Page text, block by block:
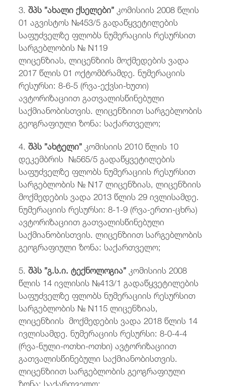
3.შპს ”ახალი ქსელები”კომისიის 2008 წლის
01 აგვისტოს №453/5 გადაწყვეტილების
საფუძველზე ფლობს ნუმერაციის რესურსით
სარგებლობის № N119
ლიცენზიას, ლიცენზიის მოქმედების ვადა
2017 წლის 01 ოქტომბრამდე. ნუმერაციის
რესურსი: 8-6-5 (რვა-ექვსი-ხუთი)
ავტორიზაციით გათვალისწინებული
საქმიანობისთვის. ლიცენზიით სარგებლობის
გეოგრაფიული ზონა: საქართველო;
4.შპს ”ახტელი”კომისიის 2010 წლის 10
დეკემბრის №565/5 გადაწყვეტილების
საფუძველზე ფლობს ნუმერაციის რესურსით
სარგებლობის № N17 ლიცენზიას, ლიცენზიის
მოქმედების ვადა 2013 წლის 29 ივლისამდე.
ნუმერაციის რესურსი: 8-1-9 (რვა-ერთი-ცხრა)
ავტორიზაციით გათვალისწინებული
საქმიანობისთვის. ლიცენზიით სარგებლობის
გეოგრაფიული ზონა: საქართველო;
5.შპს ”გ.ს.ი. ტექნოლოგია”კომისიის 2008
წლის 14 ივლისის №413/1 გადაწყვეტილების
საფუძველზე ფლობსნუმერაციის რესურსით
სარგებლობის № N115 ლიცენზიას,
ლიცენზიის მოქმედების ვადა 2018 წლის 14
ივლისამდე. ნუმერაციის რესურსი: 8-0-4-4
(რვა-ნული-ოთხი-ოთხი) ავტორიზაციით
გათვალისწინებული საქმიანობისთვის.
ლიცენზიით სარგებლობის გეოგრაფიული
ზონა: საქართველო;